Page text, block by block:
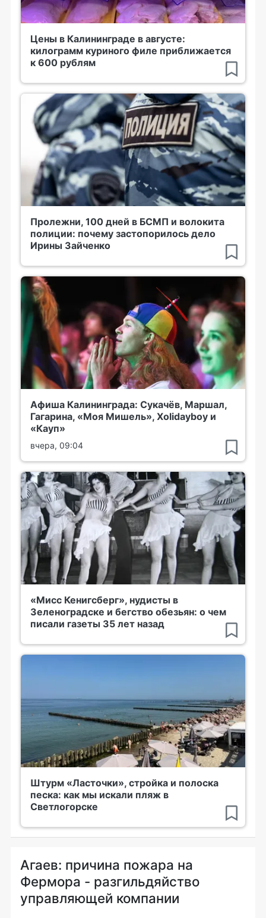
Цены в Калининграде в августе:
килограмм куриного филе приближается
к 600 рублям
Пролежни, 100 дней в БСМП и волокита
полиции: почему застопорилось дело
Ирины Зайченко
Афиша Калининграда: Сукачёв, Маршал,
Гагарина, «Моя Мишель», Xolidayboy и
«Кауп»
вчера, 09:04
«Мисс Кенигсберг», нудисты в
Зеленоградске и бегство обезьян: о чем
писали газеты 35 лет назад
Штурм «Ласточки», стройка и полоска
песка: как мы искали пляж в
Светлогорске
Агаев: причина пожара на
Фермора - разгильдяйство
управляющей компании